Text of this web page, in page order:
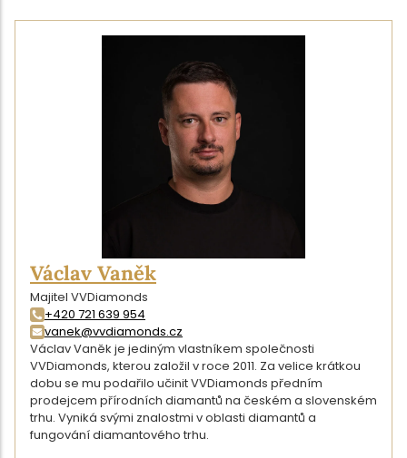
Václav Vaněk
Majitel VVDiamonds
+420 721 639 954
vanek@vvdiamonds.cz
Václav Vaněk je jediným vlastníkem společnosti
VVDiamonds, kterou založil v roce 2011. Za velice krátkou
dobu se mu podařilo učinit VVDiamonds předním
prodejcem přírodních diamantů na českém a slovenském
trhu. Vyniká svými znalostmi v oblasti diamantů a
fungování diamantového trhu.